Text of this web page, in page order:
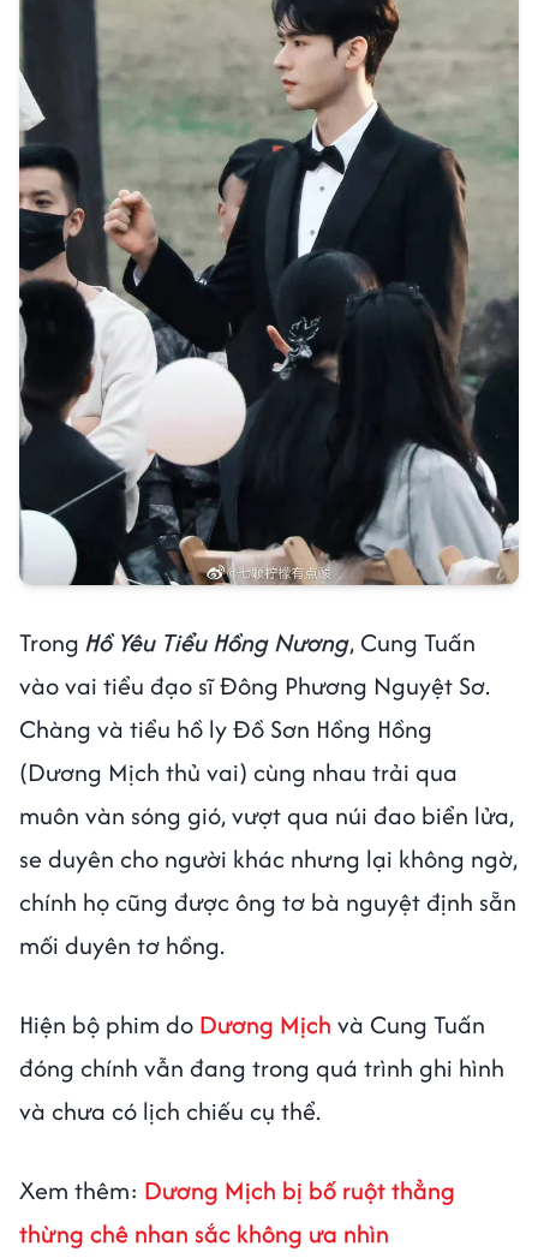
Trong Hồ Yêu Tiểu Hồng Nương, Cung Tuấn
vào vai tiểu đạo sĩ Đông Phương Nguyệt Sơ.
Chàng và tiểu hồ ly Đồ Sơn Hồng Hồng
(Dương Mịch thủ vai) cùng nhau trải qua
muôn vàn sóng gió, vượt qua núi đao biển lửa,
se duyên cho người khác nhưng lại không ngờ,
chính họ cũng được ông tơ bà nguyệt định sẵn
mối duyên tơ hồng.
Hiện bộ phim do Dương Mịch và Cung Tuấn
đóng chính vẫn đang trong quá trình ghi hình
và chưa có lịch chiếu cụ thể.
Xem thêm: Dương Mịch bị bố ruột thẳng
thừng chê nhan sắc không ưa nhìn